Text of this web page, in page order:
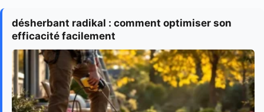
désherbant radikal : comment optimiser son
efficacité facilement